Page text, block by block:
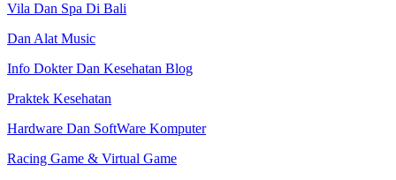
Vila Dan Spa Di Bali
Dan Alat Music
Info Dokter Dan Kesehatan Blog
Praktek Kesehatan
Hardware Dan SoftWare Komputer
Racing Game & Virtual Game